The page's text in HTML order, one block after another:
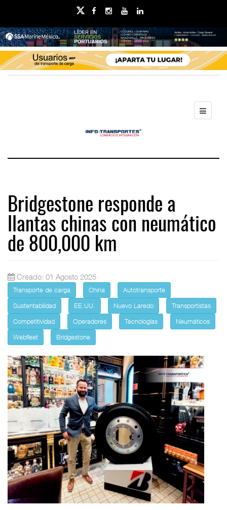
Bridgestone responde a
llantas chinas con neumático
de 800,000 km
Creado: 01 Agosto 2025
Transporte de carga China
Autotransporte
Sustentabilidad
EE.UU. Nuevo Laredo
Transportistas
Competitividad
Operadores Tecnologías
Neumáticos
Webfleet
Bridgestone